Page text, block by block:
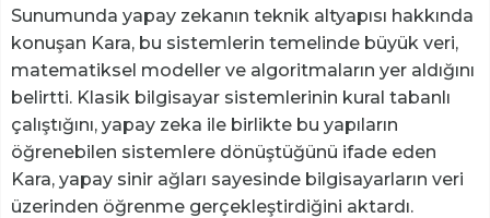
Sunumunda yapay zekanın teknik altyapısı hakkında
konuşan Kara, bu sistemlerin temelinde büyük veri,
matematiksel modeller ve algoritmaların yer aldığını
belirtti. Klasik bilgisayar sistemlerinin kural tabanlı
çalıştığını, yapay zeka ile birlikte bu yapıların
öğrenebilen sistemlere dönüştüğünü ifade eden
Kara, yapay sinir ağları sayesinde bilgisayarların veri
üzerinden öğrenme gerçekleştirdiğini aktardı.